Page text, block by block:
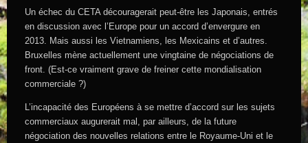
Un échec du CETA découragerait peut-être les Japonais, entrés
en discussion avec l’Europe pour un accord d’envergure en
2013. Mais aussi les Vietnamiens, les Mexicains et d’autres.
Bruxelles mène actuellement une vingtaine de négociations de
front. (Est-ce vraiment grave de freiner cette mondialisation
commerciale ?)
L’incapacité des Européens à se mettre d’accord sur les sujets
commerciaux augurerait mal, par ailleurs, de la future
négociation des nouvelles relations entre le Royaume-Uni et le